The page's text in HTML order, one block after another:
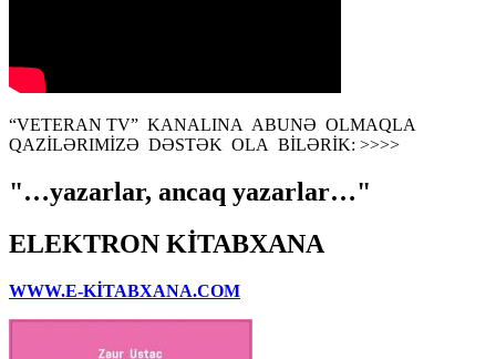
“VETERAN TV” KANALINA ABUNƏ OLMAQLA
QAZİLƏRIMİZƏ DƏSTƏK OLA BİLƏRİK: >>>>
"…yazarlar, ancaq yazarlar…"
ELEKTRON KİTABXANA
WWW.E-KİTABXANA.COM